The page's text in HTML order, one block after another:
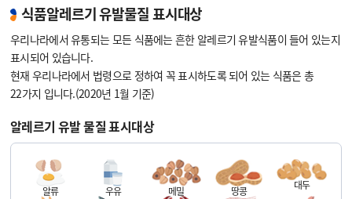
식품알레르기 유발물질 표시대상
우리나라에서 유통되는 모든 식품에는 흔한 알레르기 유발식품이 들어 있는지
표시되어 있습니다.
현재 우리나라에서 법령으로 정하여 꼭 표시하도록 되어 있는 식품은 총
22가지 입니다.(2020년 1월 기준)
알레르기 유발 물질 표시대상
알류 우유 메밀 땅콩 대두